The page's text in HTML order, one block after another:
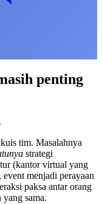
penting
tim. Masalahnya
strategi
(kantor virtual yang
menjadi perayaan
paksa antar orang
yang sama.